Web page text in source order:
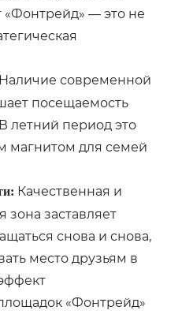
«Фонтрейд» — это не
Наличие современной
посещаемость
летний период это
магнитом для семей
Качественная и
зона заставляет
снова и снова,
место друзьям в
«Фонтрейд»